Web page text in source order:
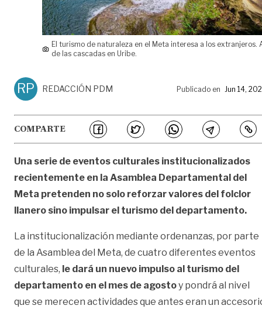
El turismo de naturaleza en el Meta interesa a los extranjeros.
de las cascadas en Uribe.
RP REDACCIÓN PDM Publicado en Jun 14,
COMPARTE
Una serie de eventos culturales institucionalizados
recientemente en la Asamblea Departamental del
Meta pretenden no solo reforzar valores del folclor
llanero sino impulsar el turismo del departamento.
La institucionalización mediante ordenanzas, por parte
de la Asamblea del Meta, de cuatro diferentes eventos
culturales, le dará un nuevo impulso al turismo del
departamento en el mes de agostoy pondrá al nivel
que se merecen actividades que antes eran un